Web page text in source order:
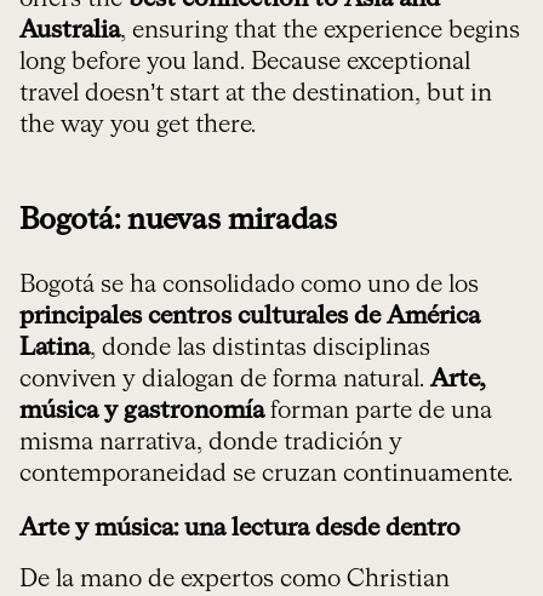
Australia, ensuring that the experience begins
long before you land. Because exceptional
travel doesn’t start at the destination, but in
the way you get there.
Bogotá: nuevas miradas
Bogotá se ha consolidado como uno de los
principales centros culturales de América
Latina, donde las distintas disciplinas
conviven y dialogan de forma natural. Arte,
música y gastronomíaforman parte de una
misma narrativa, donde tradición y
contemporaneidad se cruzan continuamente.
Arte y música: una lectura desde dentro
De la mano de expertos como Christian